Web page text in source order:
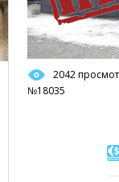
2042
№18035